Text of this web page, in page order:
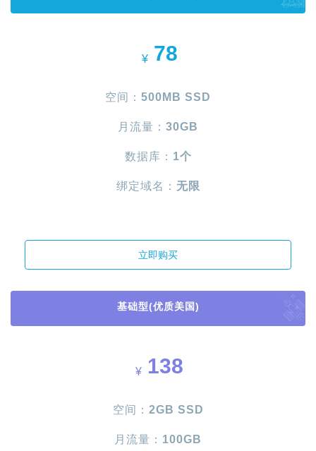
¥ 78
空间： 500MB SSD
月流量： 30GB
数据库： 1个
绑定域名： 无限
立即购买
基础型(优质美国)
¥ 138
空间： 2GB SSD
月流量： 100GB